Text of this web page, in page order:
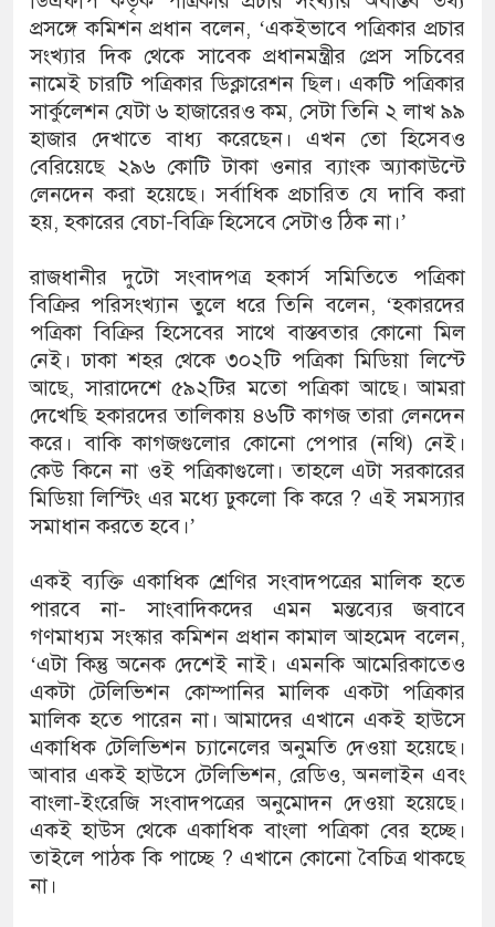
প্রসঙ্গে কমিশন প্রধান বলেন, ‘একইভাবে পত্রিকার প্রচার
সংখ্যার দিক থেকে সাবেক প্রধানমন্ত্রীর প্রেস সচিবের
নামেই চারটি পত্রিকার ডিক্লারেশন ছিল। একটি পত্রিকার
সার্কুলেশন যেটা ৬ হাজারেরও কম, সেটা তিনি ২ লাখ ৯৯
হাজার দেখাতে বাধ্য করেছেন। এখন তো হিসেবও
বেরিয়েছে ২৯৬ কোটি টাকা ওনার ব্যাংক অ্যাকাউন্টে
লেনদেন করা হয়েছে। সর্বাধিক প্রচারিত যে দাবি করা
হয়, হকারের বেচা-বিক্রি হিসেবে সেটাও ঠিক না।’
রাজধানীর দুটো সংবাদপত্র হকার্স সমিতিতে পত্রিকা
বিক্রির পরিসংখ্যান তুলে ধরে তিনি বলেন, ‘হকারদের
পত্রিকা বিক্রির হিসেবের সাথে বাস্তবতার কোনো মিল
নেই। ঢাকা শহর থেকে ৩০২টি পত্রিকা মিডিয়া লিস্টে
আছে, সারাদেশে ৫৯২টির মতো পত্রিকা আছে। আমরা
দেখেছি হকারদের তালিকায় ৪৬টি কাগজ তারা লেনদেন
করে। বাকি কাগজগুলোর কোনো পেপার (নথি) নেই।
কেউ কিনে না ওই পত্রিকাগুলো। তাহলে এটা সরকারের
মিডিয়া লিস্টিং এর মধ্যে ঢুকলো কি করে ? এই সমস্যার
সমাধান করতে হবে।’
একই ব্যক্তি একাধিক শ্রেণির সংবাদপত্রের মালিক হতে
পারবে না- সাংবাদিকদের এমন মন্তব্যের জবাবে
গণমাধ্যম সংস্কার কমিশন প্রধান কামাল আহমেদ বলেন,
‘এটা কিন্তু অনেক দেশেই নাই। এমনকি আমেরিকাতেও
একটা টেলিভিশন কোম্পানির মালিক একটা পত্রিকার
মালিক হতে পারেন না। আমাদের এখানে একই হাউসে
একাধিক টেলিভিশন চ্যানেলের অনুমতি দেওয়া হয়েছে।
আবার একই হাউসে টেলিভিশন, রেডিও, অনলাইন এবং
বাংলা-ইংরেজি সংবাদপত্রের অনুমোদন দেওয়া হয়েছে।
একই হাউস থেকে একাধিক বাংলা পত্রিকা বের হচ্ছে।
তাইলে পাঠক কি পাচ্ছে ? এখানে কোনো বৈচিত্র থাকছে
না।